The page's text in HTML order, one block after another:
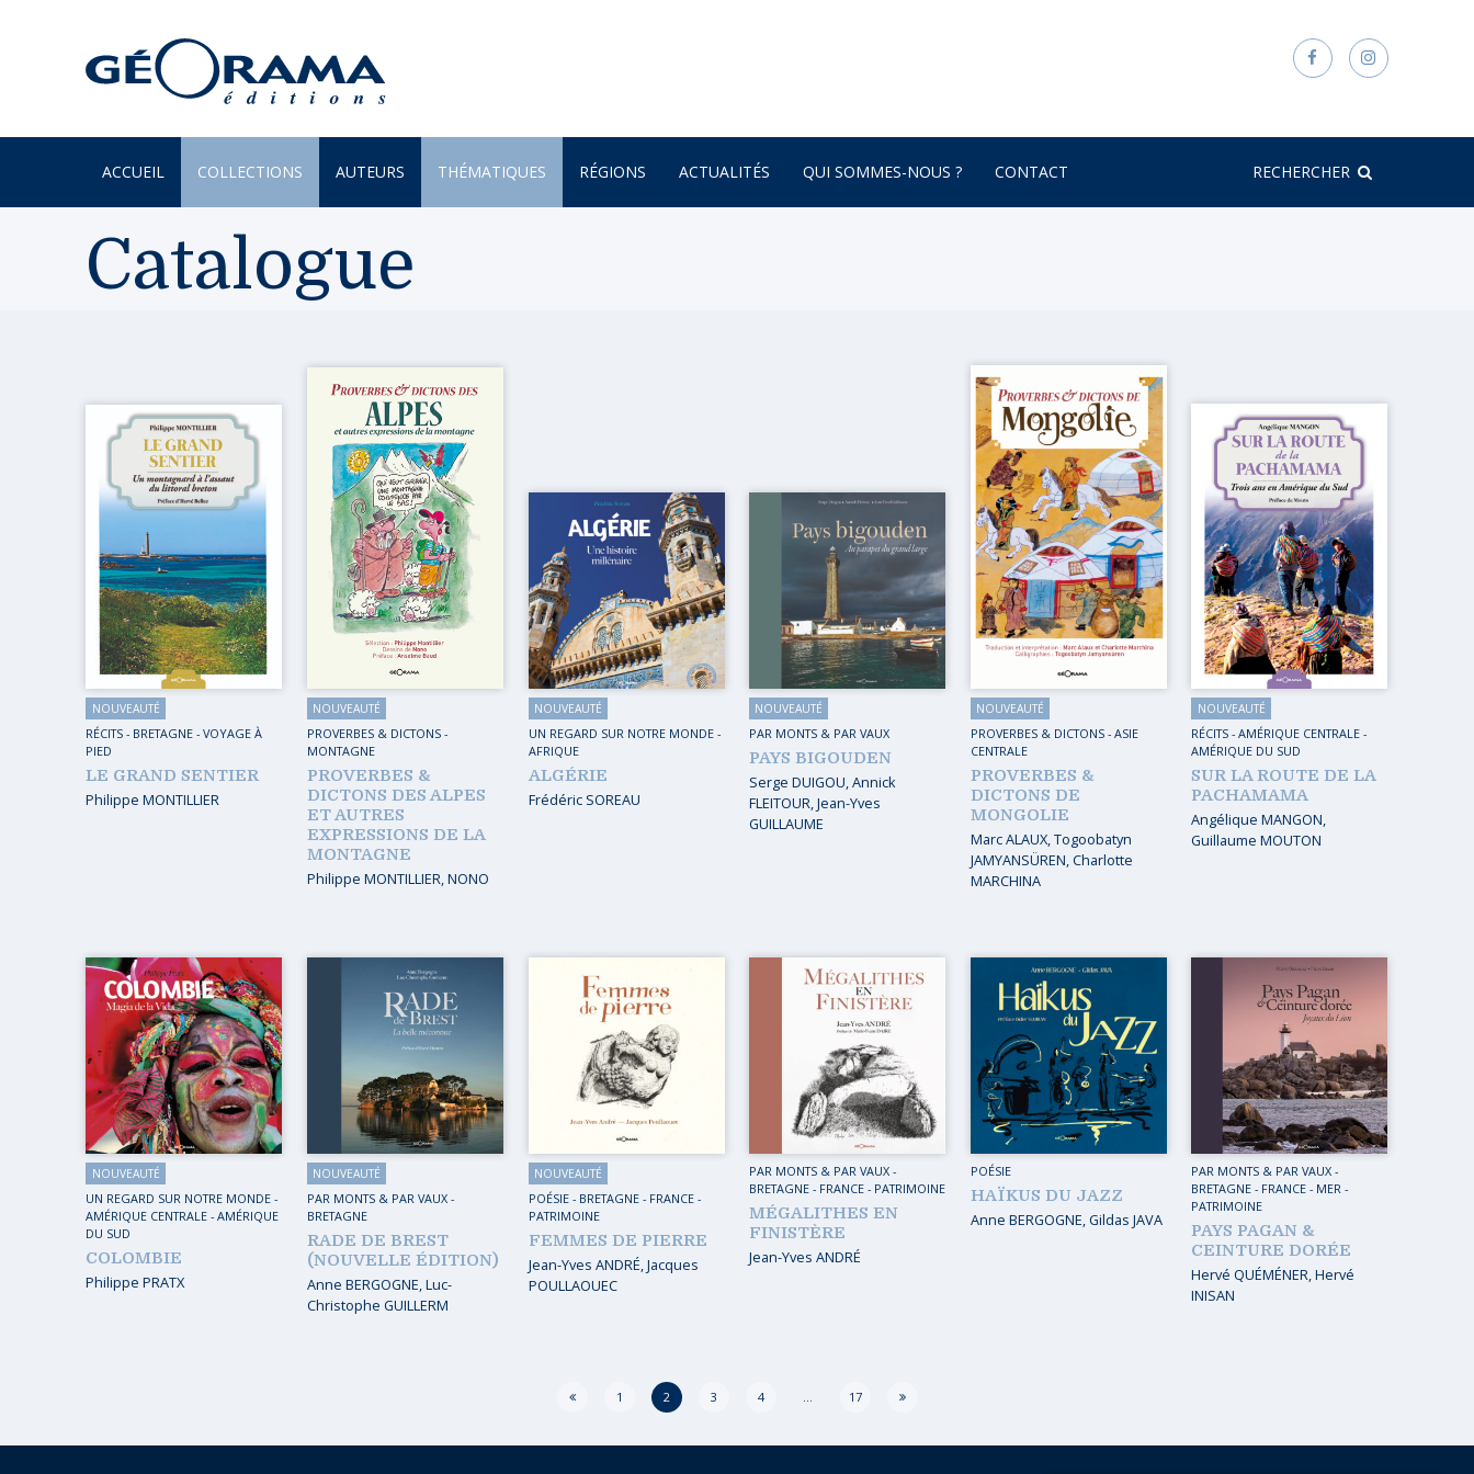
ACCUEIL COLLECTIONS
PAR MONTS & PAR VAUX
UN REGARD SUR NOTRE
MONDE
POÉSIE
PROVERBES & DICTONS
HORS COLLECTION
TÉMOIGNAGES
ROMANS
LIVRETS PÉDAGOGIQUES
EN POCHE
MUSIQUE
LIVRES NUMÉRIQUES
AFFICHES VINTAGE
CARNETS DE BORD
AUTEURS THÉMATIQUES
LITTÉRATURE – POÉSIE
MER
MONTAGNE
MUSIQUES DU MONDE
TOUR DU MONDE
VOYAGE INITIATIQUE
VOYAGE EN AUTO – VAN
VOYAGE À PIED
VOYAGE EN TRAIN
VOYAGE À VÉLO
RÉGIONS
CARAÏBES
CAUCASE
EUROPE
EUROPE DE L’EST
FRANCE
GRAND NORD
INDE
MOYEN-ORIENT
ACTUALITÉS QUI SOMMES-NOUS ? CONTACT RECHERCHER
Catalogue
NOUVEAUTÉ
RÉCITS - BRETAGNE -VOYAGE À
PIED
LE GRAND SENTIER
Philippe MONTILLIER
NOUVEAUTÉ
PROVERBES & DICTONS -
MONTAGNE
PROVERBES &
DICTONS DES ALPES
ET AUTRES
EXPRESSIONS DE LA
MONTAGNE
Philippe MONTILLIER,NONO
NOUVEAUTÉ
UN REGARD SUR NOTRE MONDE-
AFRIQUE
ALGÉRIE
Frédéric SOREAU
NOUVEAUTÉ
PAR MONTS & PAR VAUX
PAYS BIGOUDEN
Serge DUIGOU,Annick
FLEITOUR,Jean-Yves
GUILLAUME
NOUVEAUTÉ
PROVERBES & DICTONS- ASIE
CENTRALE
PROVERBES &
DICTONS DE
MONGOLIE
Marc ALAUX,Togoobatyn
JAMYANSÜREN,Charlotte
MARCHINA
NOUVEAUTÉ
RÉCITS -AMÉRIQUE CENTRALE -
AMÉRIQUE DU SUD
SUR LA ROUTE DE LA
PACHAMAMA
Angélique MANGON,
Guillaume MOUTON
NOUVEAUTÉ
UN REGARD SUR NOTRE MONDE -
AMÉRIQUE CENTRALE -AMÉRIQUE
DU SUD
COLOMBIE
Philippe PRATX
NOUVEAUTÉ
PAR MONTS & PAR VAUX -
BRETAGNE
RADE DE BREST
(NOUVELLE ÉDITION)
Anne BERGOGNE,Luc-
Christophe GUILLERM
NOUVEAUTÉ
POÉSIE- BRETAGNE- FRANCE-
PATRIMOINE
FEMMES DE PIERRE
Jean-Yves ANDRÉ,Jacques
POULLAOUEC
PAR MONTS & PAR VAUX -
BRETAGNE - FRANCE - PATRIMOINE
MÉGALITHES EN
FINISTÈRE
Jean-Yves ANDRÉ
POÉSIE
HAÏKUS DU JAZZ
Anne BERGOGNE,Gildas JAVA
PAR MONTS & PAR VAUX -
BRETAGNE - FRANCE - MER -
PATRIMOINE
PAYS PAGAN &
CEINTURE DORÉE
Hervé QUÉMÉNER,Hervé
INISAN
1 2 3 4 … 17